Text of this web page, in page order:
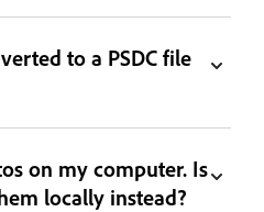
to a PSDC file
on my computer. Is
locally instead?